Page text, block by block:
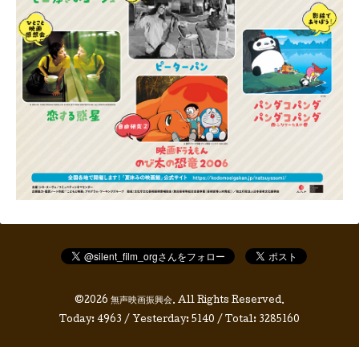
©2026 無声映画振興会. All Rights Reserved.
Today: 4963 / Yesterday: 5140 / Total: 3285160